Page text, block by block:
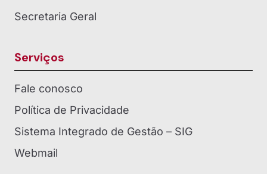
Secretaria Geral
Serviços
Fale conosco
Política de Privacidade
Sistema Integrado de Gestão – SIG
Webmail